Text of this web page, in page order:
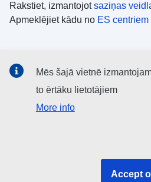
Rakstiet, izmantojotsaziņas
Apmeklējiet kādu no ES centriem
ES kontisociālajos medijos
Mēs šajā vietnē
to ērtāku lietotājiem
More info
Accept